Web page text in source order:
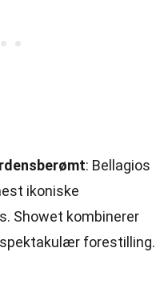
: Bellagios
ikoniske
Showet kombinerer
forestilling.